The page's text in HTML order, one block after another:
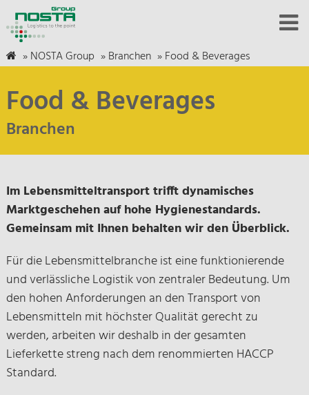
»NOSTA Group »Branchen »Food & Beverages
Food & Beverages
Branchen
Im Lebensmitteltransport trifft dynamisches
Marktgeschehen auf hohe Hygienestandards.
Gemeinsam mit Ihnen behalten wir den Überblick.
Für die Lebensmittelbranche ist eine funktionierende
und verlässliche Logistik von zentraler Bedeutung. Um
den hohen Anforderungen an den Transport von
Lebensmitteln mit höchster Qualität gerecht zu
werden, arbeiten wir deshalb in der gesamten
Lieferkette streng nach dem renommierten HACCP
Standard.